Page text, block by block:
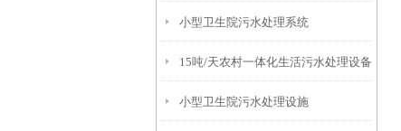
小型卫生院污水处理系统
15吨/天农村一体化生活污水处理设备
小型卫生院污水处理设施